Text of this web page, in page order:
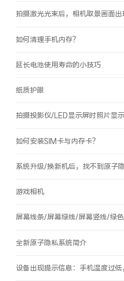
如何清理手机内存？
延长电池使用寿命的小技巧
纸质护眼
拍摄投影仪/LED显示屏时照片显
如何安装SIM卡与内存卡？
系统升级/换新机后，找不到原子
游戏相机
全新原子隐私系统简介
设备出现提示信息：手机温度过